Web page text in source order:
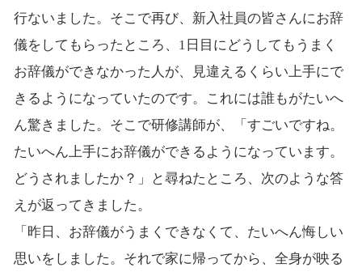
行ないました。そこで再び、新入社員の皆さんにお辞
儀をしてもらったところ、1日目にどうしてもうまく
お辞儀ができなかった人が、見違えるくらい上手にで
きるようになっていたのです。これには誰もがたいへ
ん驚きました。そこで研修講師が、「すごいですね。
たいへん上手にお辞儀ができるようになっています。
どうされましたか？」と尋ねたところ、次のような答
えが返ってきました。
「昨日、お辞儀がうまくできなくて、たいへん悔しい
思いをしました。それで家に帰ってから、全身が映る